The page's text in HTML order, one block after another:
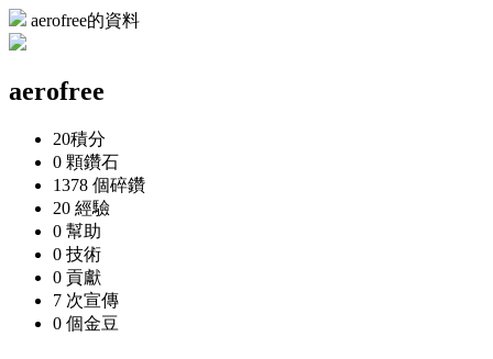
aerofree的資料
aerofree
20積分
0 顆鑽石
1378 個碎鑽
20 經驗
0 幫助
0 技術
0 貢獻
7 次宣傳
0 個金豆